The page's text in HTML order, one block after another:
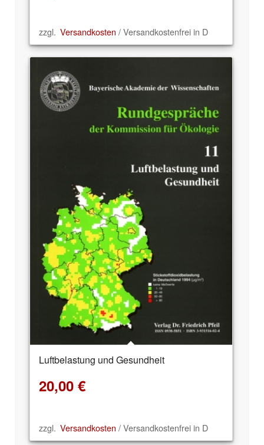
zzgl. Versandkosten / Versandkostenfrei in D
Luftbelastung und Gesundheit
20,00 €
zzgl. Versandkosten / Versandkostenfrei in D